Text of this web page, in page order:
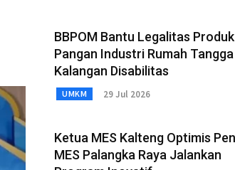
BBPOM Bantu Legalitas Produk
Pangan Industri Rumah Tangga
Kalangan Disabilitas
UMKM 29 Jul 2026
Ketua MES Kalteng Optimis
MES Palangka Raya Jalankan